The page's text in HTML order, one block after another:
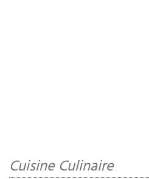
Cuisine Culinaire